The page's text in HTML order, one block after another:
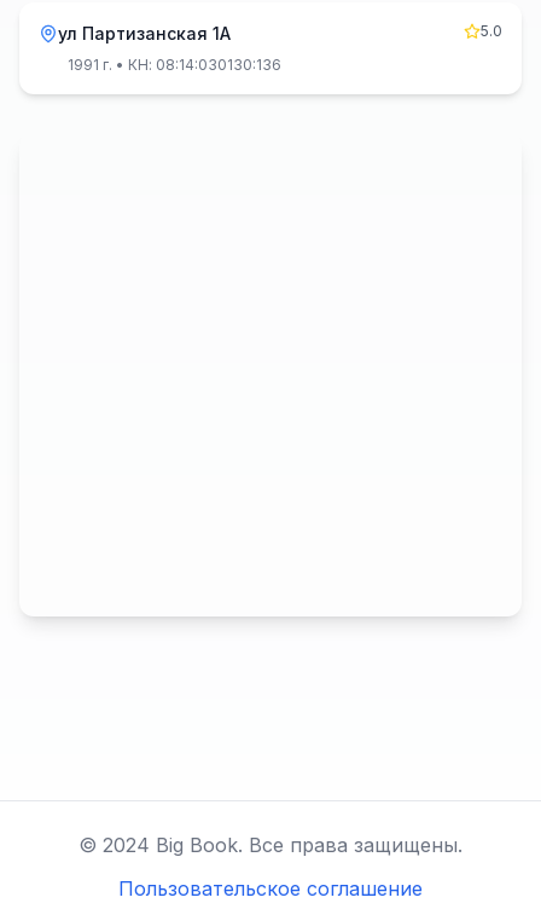
ул Партизанская 1А
5.0
1991 г. • КН: 08:14:030130:136
© 2024 Big Book. Все права защищены.
Пользовательское соглашение